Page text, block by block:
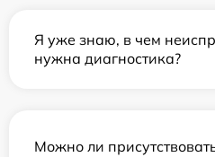
Я уже знаю, в чем
нужна диагностика?
Можно ли